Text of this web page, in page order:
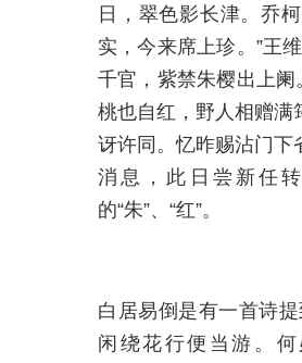
日，翠色影长津。乔
实，今来席上珍。”王
千官，紫禁朱樱出上阑
桃也自红，野人相赠满
讶许同。忆昨赐沾门下
消息，此日尝新任
的“朱”、“红”。
白居易倒是有一首诗
闲绕花行便当游。